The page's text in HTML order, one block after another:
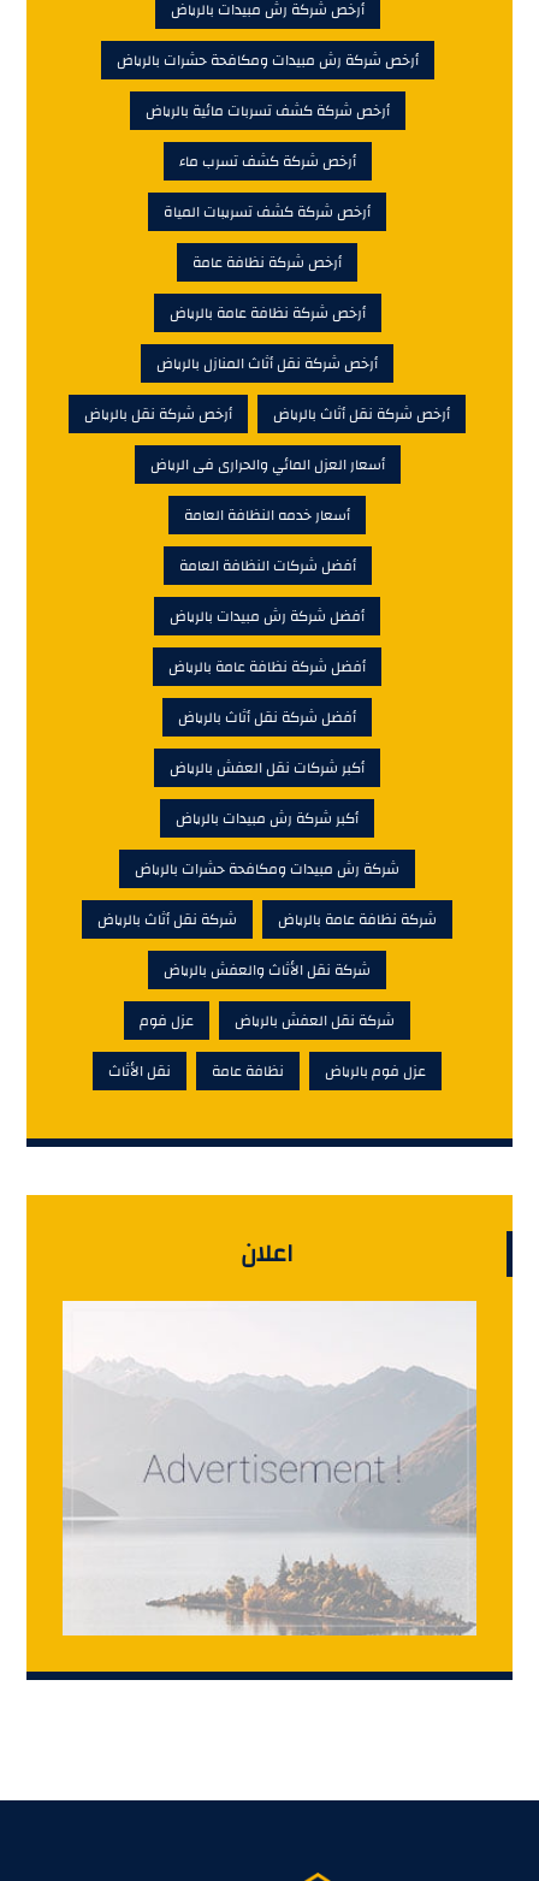
أرخص شركة رش مبيدات بالرياض
أرخص شركة رش مبيدات ومكافحة حشرات بالرياض
أرخص شركة كشف تسربات مائية بالرياض
أرخص شركة كشف تسرب ماء
أرخص شركة كشف تسريبات المياة
أرخص شركة نظافة عامة
أرخص شركة نظافة عامة بالرياض
أرخص شركة نقل أثاث المنازل بالرياض
أرخص شركة نقل أثاث بالرياض
أرخص شركة نقل بالرياض
أسعار العزل المائي والحرارى فى الرياض
أسعار خدمه النظافة العامة
أفضل شركات النظافة العامة
أفضل شركة رش مبيدات بالرياض
أفضل شركة نظافة عامة بالرياض
أفضل شركة نقل أثاث بالرياض
أكبر شركات نقل العفش بالرياض
أكبر شركة رش مبيدات بالرياض
شركة رش مبيدات ومكافحة حشرات بالرياض
شركة نظافة عامة بالرياض
شركة نقل أثاث بالرياض
شركة نقل الأثاث والعفش بالرياض
شركة نقل العفش بالرياض
عزل فوم
عزل فوم بالرياض
نظافة عامة نقل الأثاث
اعلان